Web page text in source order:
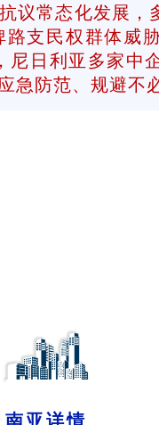
议常态化发展，
支民权群体威
尼日利亚多家中
急防范、规避不
南亚详情